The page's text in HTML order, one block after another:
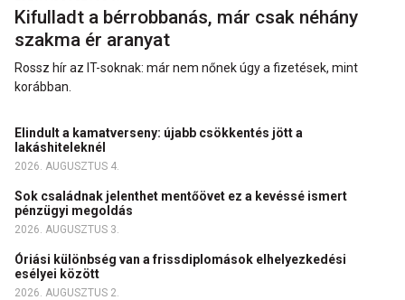
Kifulladt a bérrobbanás, már csak néhány
szakma ér aranyat
Rossz hír az IT-soknak: már nem nőnek úgy a fizetések, mint
korábban.
Elindult a kamatverseny: újabb csökkentés jött a
lakáshiteleknél
2026. AUGUSZTUS 4.
Sok családnak jelenthet mentőövet ez a kevéssé ismert
pénzügyi megoldás
2026. AUGUSZTUS 3.
Óriási különbség van a frissdiplomások elhelyezkedési
esélyei között
2026. AUGUSZTUS 2.